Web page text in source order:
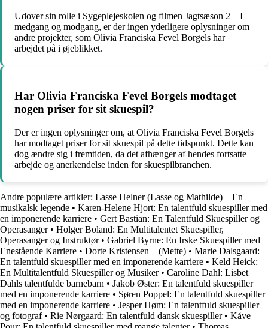
Udover sin rolle i Sygeplejeskolen og filmen Jagtsæson 2 – I
medgang og modgang, er der ingen yderligere oplysninger om
andre projekter, som Olivia Franciska Fevel Borgels har
arbejdet på i øjeblikket.
Har Olivia Franciska Fevel Borgels modtaget
nogen priser for sit skuespil?
Der er ingen oplysninger om, at Olivia Franciska Fevel Borgels
har modtaget priser for sit skuespil på dette tidspunkt. Dette kan
dog ændre sig i fremtiden, da det afhænger af hendes fortsatte
arbejde og anerkendelse inden for skuespilbranchen.
Andre populære artikler: Lasse Helner (Lasse og Mathilde) – En
musikalsk legende • Karen-Helene Hjort: En talentfuld skuespiller med
en imponerende karriere • Gert Bastian: En Talentfuld Skuespiller og
Operasanger• Holger Boland: En Multitalentet Skuespiller,
Operasanger og Instruktør• Gabriel Byrne: En Irske Skuespiller med
Enestående Karriere • Dorte Kristensen – (Mette) • Marie Dalsgaard:
En talentfuld skuespiller med en imponerende karriere • Keld Heick:
En Multitalentfuld Skuespiller og Musiker• Caroline Dahl: Lisbet
Dahls talentfulde barnebarn • Jakob Øster: En talentfuld skuespiller
med en imponerende karriere • Søren Poppel: En talentfuld skuespiller
med en imponerende karriere • Jesper Høm: En talentfuld skuespiller
og fotograf• Rie Nørgaard: En talentfuld dansk skuespiller• Kåve